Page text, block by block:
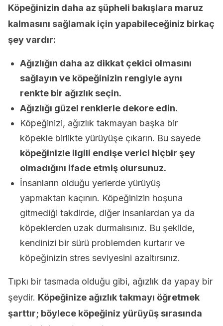
Köpeğinizin daha az şüpheli bakışlara maruz
kalmasını sağlamak için yapabileceğiniz birkaç
şey vardır:
Ağızlığın daha az dikkat çekici olmasını
sağlayın ve köpeğinizin rengiyle aynı
renkte bir ağızlık seçin.
Ağızlığı güzel renklerle dekore edin.
Köpeğinizi, ağızlık takmayan başka bir
köpekle birlikte yürüyüşe çıkarın. Bu sayede
köpeğinizle ilgili endişe verici hiçbir şey
olmadığını ifade etmiş olursunuz.
İnsanların olduğu yerlerde yürüyüş
yapmaktan kaçının. Köpeğinizin hoşuna
gitmediği takdirde, diğer insanlardan ya da
köpeklerden uzak durmalısınız. Bu şekilde,
kendinizi bir sürü problemden kurtarır ve
köpeğinizin stres seviyesini azaltırsınız.
Tıpkı bir tasmada olduğu gibi, ağızlık da yapay bir
şeydir. Köpeğinize ağızlık takmayı öğretmek
şarttır; böylece köpeğiniz yürüyüş sırasında